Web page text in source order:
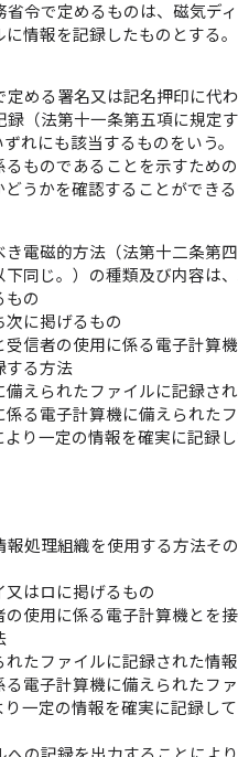
令で定めるものは、磁気デ
情報を記録したものとする。
める署名又は記名押印に代
（法第十一条第五項に規定
れにも該当するものをいう。
ものであることを示すための
うかを確認することができる
電磁的方法（法第十二条第
同じ。）の種類及び内容は
もの
に掲げるもの
信者の使用に係る電子計算
する方法
えられたファイルに記録さ
る電子計算機に備えられた
り一定の情報を確実に記録
処理組織を使用する方法そ
はロに掲げるもの
使用に係る電子計算機とを
たファイルに記録された情
電子計算機に備えられたフ
一定の情報を確実に記録し